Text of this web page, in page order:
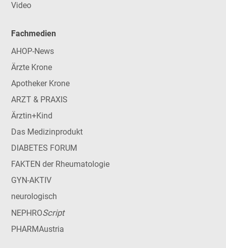
Video
Fachmedien
AHOP-News
Ärzte Krone
Apotheker Krone
ARZT & PRAXIS
Ärztin+Kind
Das Medizinprodukt
DIABETES FORUM
FAKTEN der Rheumatologie
GYN-AKTIV
neurologisch
NEPHROScript
PHARMAustria